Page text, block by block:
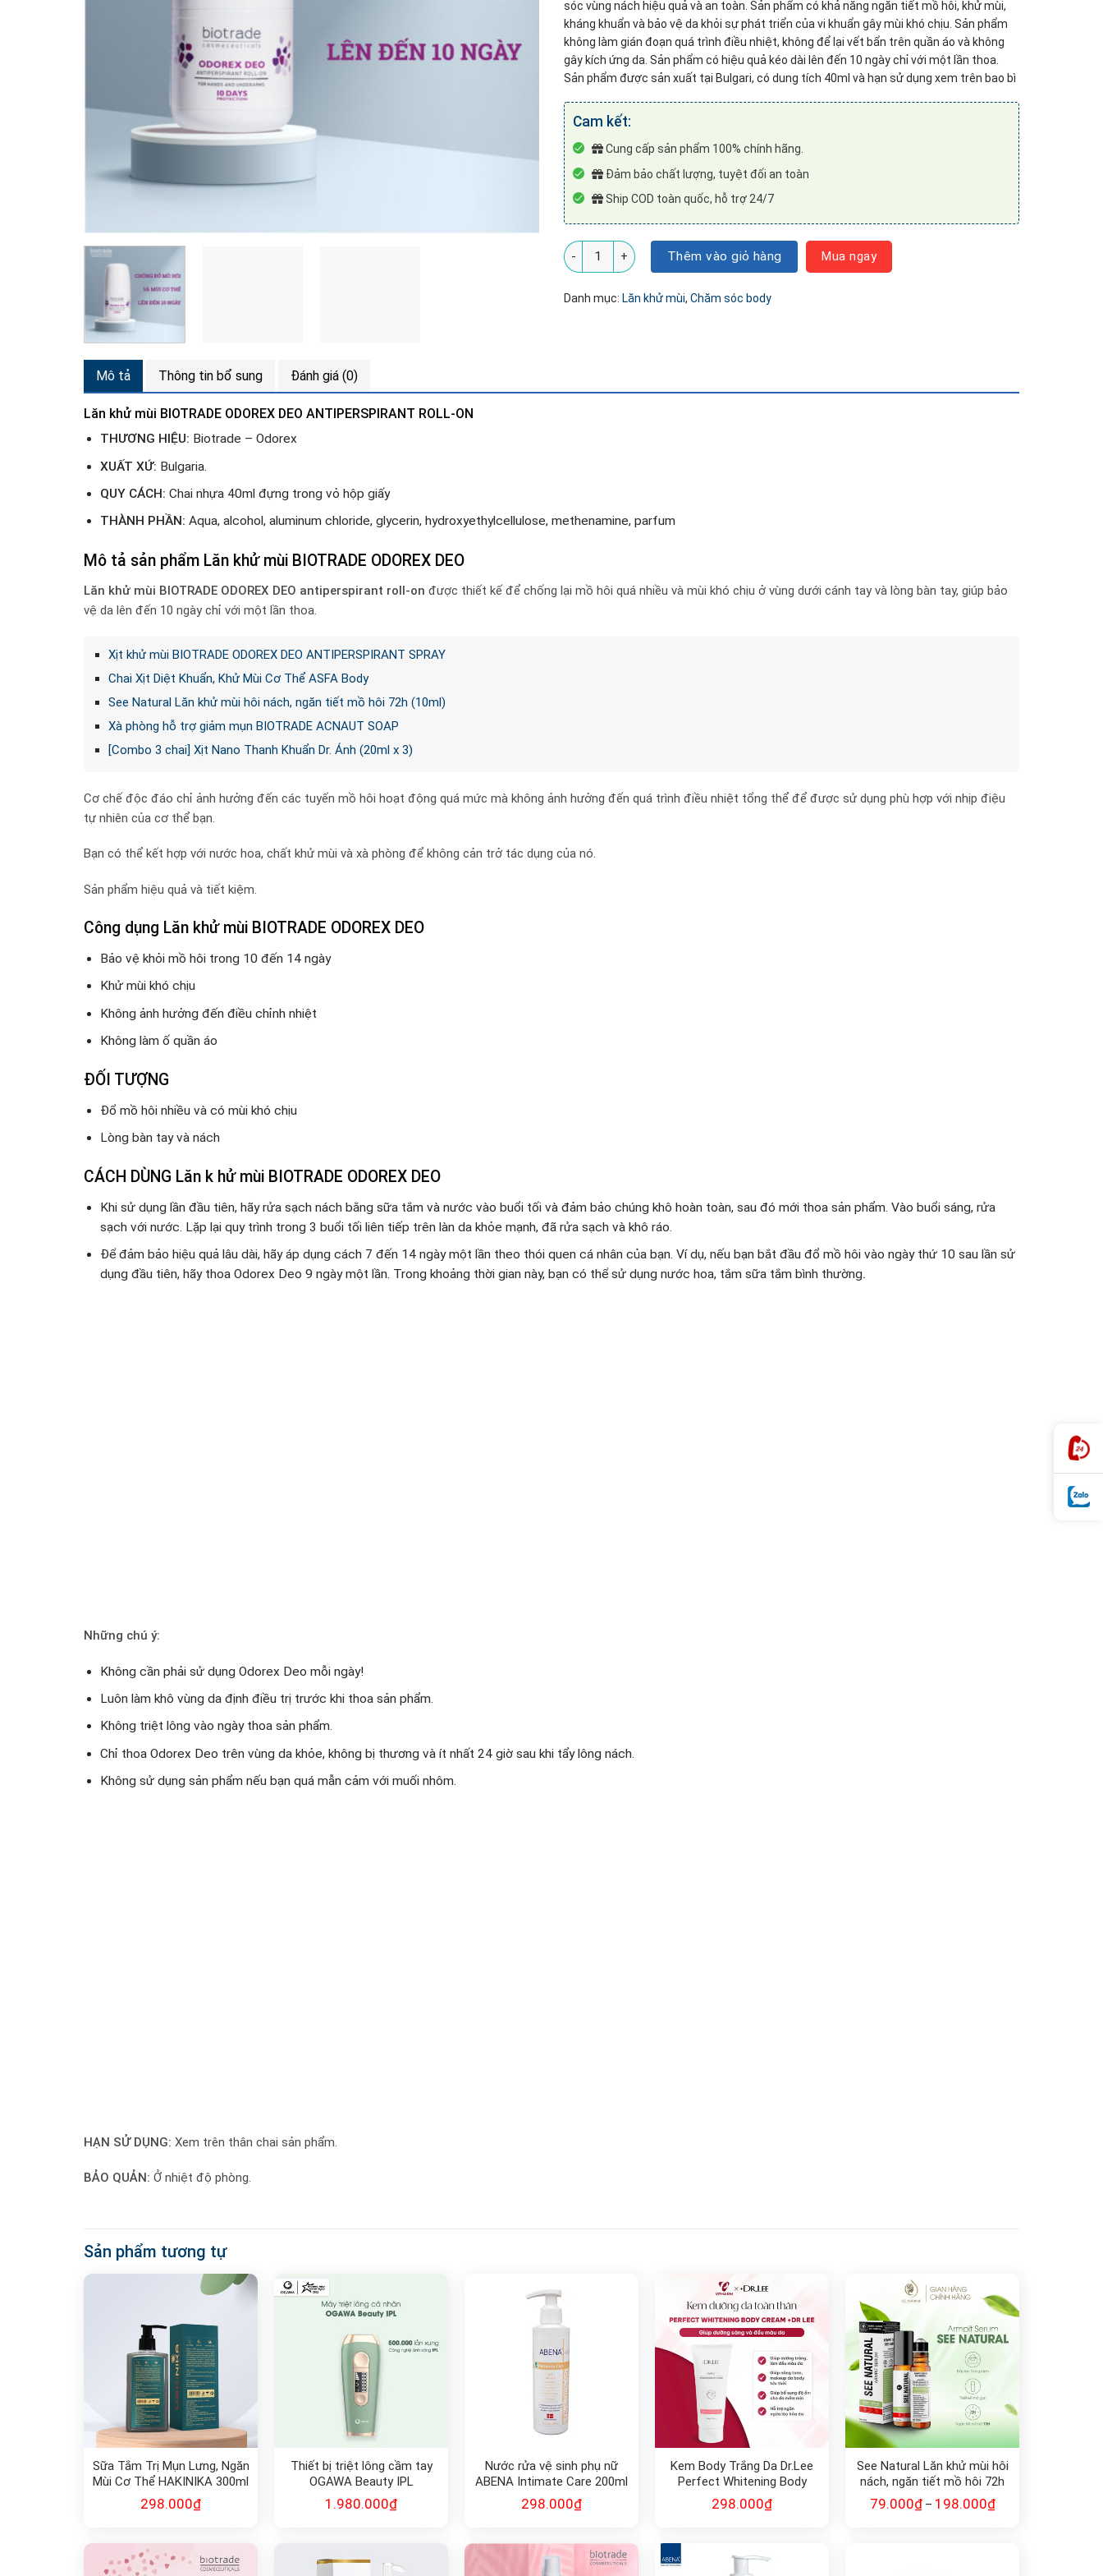
sóc vùng nách hiệu quả và an toàn. Sản phẩm có khả năng ngăn tiết mồ hôi, khử mùi,
kháng khuẩn và bảo vệ da khỏi sự phát triển của vi khuẩn gây mùi khó chịu. Sản phẩm
không làm gián đoạn quá trình điều nhiệt, không để lại vết bẩn trên quần áo và không
gây kích ứng da. Sản phẩm có hiệu quả kéo dài lên đến 10 ngày chỉ với một lần thoa.
Sản phẩm được sản xuất tại Bulgari, có dung tích 40ml và hạn sử dụng xem trên bao bì
Cam kết:
Cung cấp sản phẩm 100% chính hãng.
Đảm bảo chất lượng, tuyệt đối an toàn
Ship COD toàn quốc, hỗ trợ 24/7
Lăn khử mùi BIOTRADE ODOREX DEO ANTIPERSPIRANT ROLL-ON số lượng
Thêm vào giỏ hàng Mua ngay
Danh mục: Lăn khử mùi, Chăm sóc body
Mô tả Thông tin bổ sung Đánh giá (0)
Lăn khử mùi BIOTRADE ODOREX DEO ANTIPERSPIRANT ROLL-ON
THƯƠNG HIỆU: Biotrade – Odorex
XUẤT XỨ: Bulgaria.
QUY CÁCH:Chai nhựa 40ml đựng trong vỏ hộp giấy
THÀNH PHẦN:Aqua, alcohol, aluminum chloride, glycerin, hydroxyethylcellulose, methenamine, parfum
Mô tả sản phẩm Lăn khử mùi BIOTRADE ODOREX DEO
Lăn khử mùi BIOTRADE ODOREX DEO antiperspirant roll-on được thiết kế để chống lại mồ hôi quá nhiều và mùi khó chịu ở vùng dưới cánh tay và lòng bàn tay, giúp bảo
vệ da lên đến 10 ngày chỉ với một lần thoa.
Xịt khử mùi BIOTRADE ODOREX DEO ANTIPERSPIRANT SPRAY
Chai Xịt Diệt Khuẩn, Khử Mùi Cơ Thể ASFA Body
See Natural Lăn khử mùi hôi nách, ngăn tiết mồ hôi 72h (10ml)
Xà phòng hỗ trợ giảm mụn BIOTRADE ACNAUT SOAP
[Combo 3 chai] Xịt Nano Thanh Khuẩn Dr. Ánh (20ml x 3)
Cơ chế độc đáo chỉ ảnh hưởng đến các tuyến mồ hôi hoạt động quá mức mà không ảnh hưởng đến quá trình điều nhiệt tổng thể để được sử dụng phù hợp với nhịp điệu
tự nhiên của cơ thể bạn.
Bạn có thể kết hợp với nước hoa, chất khử mùi và xà phòng để không cản trở tác dụng của nó.
Sản phẩm hiệu quả và tiết kiệm.
Công dụng Lăn khử mùi BIOTRADE ODOREX DEO
Bảo vệ khỏi mồ hôi trong 10 đến 14 ngày
Khử mùi khó chịu
Không ảnh hưởng đến điều chỉnh nhiệt
Không làm ố quần áo
ĐỐI TƯỢNG
Đổ mồ hôi nhiều và có mùi khó chịu
Lòng bàn tay và nách
CÁCH DÙNG Lăn k hử mùi BIOTRADE ODOREX DEO
Khi sử dụng lần đầu tiên, hãy rửa sạch nách bằng sữa tắm và nước vào buổi tối và đảm bảo chúng khô hoàn toàn, sau đó mới thoa sản phẩm. Vào buổi sáng, rửa
sạch với nước. Lặp lại quy trình trong 3 buổi tối liên tiếp trên làn da khỏe mạnh, đã rửa sạch và khô ráo.
Để đảm bảo hiệu quả lâu dài, hãy áp dụng cách 7 đến 14 ngày một lần theo thói quen cá nhân của bạn. Ví dụ, nếu bạn bắt đầu đổ mồ hôi vào ngày thứ 10 sau lần sử
dụng đầu tiên, hãy thoa Odorex Deo 9 ngày một lần. Trong khoảng thời gian này, bạn có thể sử dụng nước hoa, tắm sữa tắm bình thường.
Những chú ý:
Không cần phải sử dụng Odorex Deo mỗi ngày!
Luôn làm khô vùng da định điều trị trước khi thoa sản phẩm.
Không triệt lông vào ngày thoa sản phẩm.
Chỉ thoa Odorex Deo trên vùng da khỏe, không bị thương và ít nhất 24 giờ sau khi tẩy lông nách.
Không sử dụng sản phẩm nếu bạn quá mẫn cảm với muối nhôm.
HẠN SỬ DỤNG: Xem trên thân chai sản phẩm.
BẢO QUẢN: Ở nhiệt độ phòng.
Sản phẩm tương tự
Sữa Tắm Trị Mụn Lưng, Ngăn
Mùi Cơ Thể HAKINIKA 300ml
298.000₫
Thiết bị triệt lông cầm tay
OGAWA Beauty IPL
XPRE134-OB-134
1.980.000₫
Nước rửa vệ sinh phụ nữ
ABENA Intimate Care 200ml
298.000₫
Kem Body Trắng Da Dr.Lee
Perfect Whitening Body
Cream (150g)
298.000₫
See Natural Lăn khử mùi hôi
nách, ngăn tiết mồ hôi 72h
(10ml)
79.000₫– 198.000₫